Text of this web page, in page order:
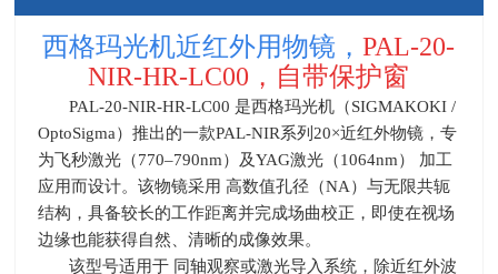
西格玛光机近红外用物镜，PAL-20-
NIR-HR-LC00，自带保护窗
PAL-20-NIR-HR-LC00 是西格玛光机（SIGMAKOKI /
OptoSigma）推出的一款PAL-NIR系列20×近红外物镜，专
为飞秒激光（770–790nm）及YAG激光（1064nm） 加工
应用而设计。该物镜采用 高数值孔径（NA）与无限共轭
结构，具备较长的工作距离并完成场曲校正，即使在视场
边缘也能获得自然、清晰的成像效果。
该型号适用于 同轴观察或激光导入系统，除近红外波